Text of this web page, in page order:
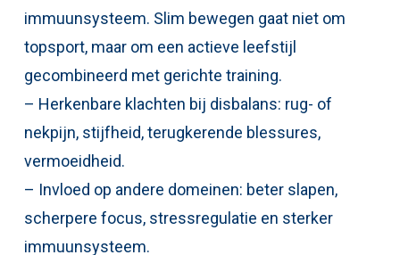
immuunsysteem. Slim bewegen gaat niet om
topsport, maar om een actieve leefstijl
gecombineerd met gerichte training.
– Herkenbare klachten bij disbalans: rug- of
nekpijn, stijfheid, terugkerende blessures,
vermoeidheid.
– Invloed op andere domeinen: beter slapen,
scherpere focus, stressregulatie en sterker
immuunsysteem.